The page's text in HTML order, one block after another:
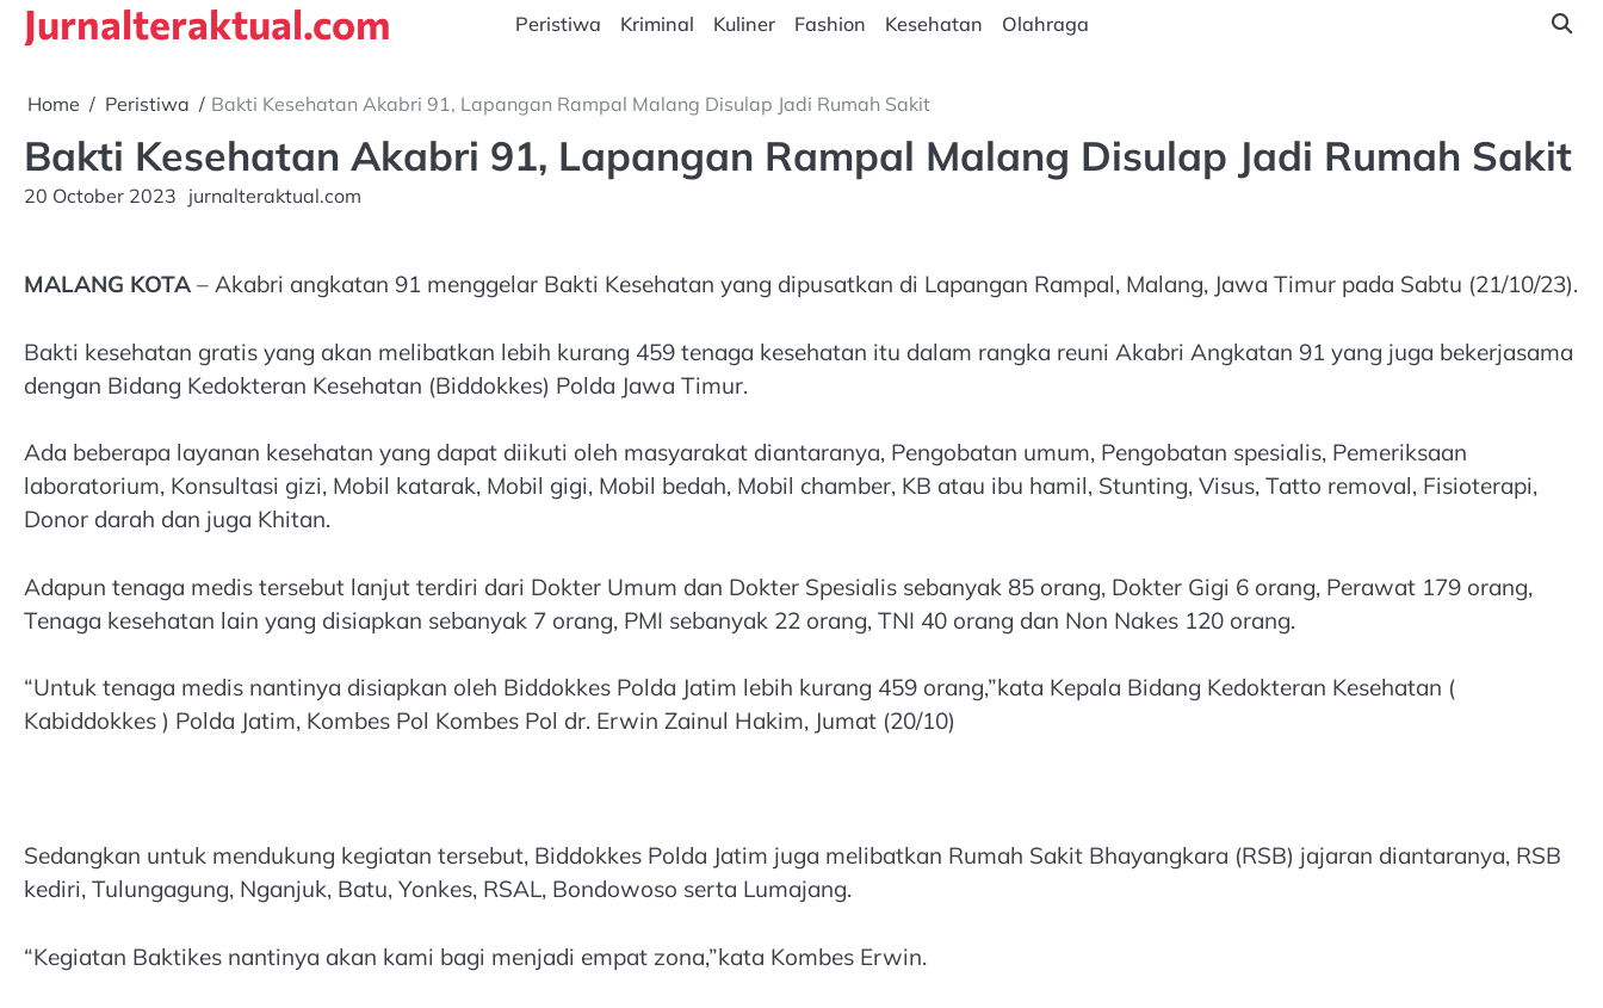
SkipJurnalteraktual.com Peristiwa Kriminal Kuliner Fashion Kesehatan Olahraga
Home Peristiwa Bakti Kesehatan Akabri 91, Lapangan Rampal Malang Disulap Jadi Rumah Sakit
Bakti Kesehatan Akabri 91, Lapangan Rampal Malang Disulap Jadi Rumah Sakit
20 October 2023 jurnalteraktual.com
MALANG KOTA – Akabri angkatan 91 menggelar Bakti Kesehatan yang dipusatkan di Lapangan Rampal, Malang, Jawa Timur pada Sabtu (21/10/23).
Bakti kesehatan gratis yang akan melibatkan lebih kurang 459 tenaga kesehatan itu dalam rangka reuni Akabri Angkatan 91 yang juga bekerjasama
dengan Bidang Kedokteran Kesehatan (Biddokkes) Polda Jawa Timur.
Ada beberapa layanan kesehatan yang dapat diikuti oleh masyarakat diantaranya, Pengobatan umum, Pengobatan spesialis, Pemeriksaan
laboratorium, Konsultasi gizi, Mobil katarak, Mobil gigi, Mobil bedah, Mobil chamber, KB atau ibu hamil, Stunting, Visus, Tatto removal, Fisioterapi,
Donor darah dan juga Khitan.
Adapun tenaga medis tersebut lanjut terdiri dari Dokter Umum dan Dokter Spesialis sebanyak 85 orang, Dokter Gigi 6 orang, Perawat 179 orang,
Tenaga kesehatan lain yang disiapkan sebanyak 7 orang, PMI sebanyak 22 orang, TNI 40 orang dan Non Nakes 120 orang.
“Untuk tenaga medis nantinya disiapkan oleh Biddokkes Polda Jatim lebih kurang 459 orang,”kata Kepala Bidang Kedokteran Kesehatan (
Kabiddokkes ) Polda Jatim, Kombes Pol Kombes Pol dr. Erwin Zainul Hakim, Jumat (20/10)
Sedangkan untuk mendukung kegiatan tersebut, Biddokkes Polda Jatim juga melibatkan Rumah Sakit Bhayangkara (RSB) jajaran diantaranya, RSB
kediri, Tulungagung, Nganjuk, Batu, Yonkes, RSAL, Bondowoso serta Lumajang.
“Kegiatan Baktikes nantinya akan kami bagi menjadi empat zona,”kata Kombes Erwin.